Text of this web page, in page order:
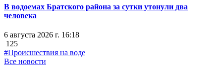
В водоемах Братского района за сутки утонули два
человека
6 августа 2026 г. 16:18
125
#Происшествия на воде
Все новости